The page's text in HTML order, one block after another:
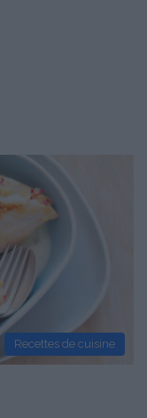
Recettes de cuisine